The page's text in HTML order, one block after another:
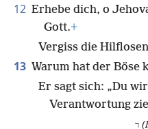
12 Erhebe dich, o
Gott.+
Vergiss die
13 Warum hat der Böse
Er sagt sich: „Du
Verantwortung
ר